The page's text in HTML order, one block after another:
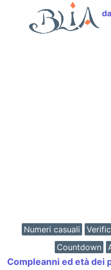
Numeri casuali
Countdown
Compleanni ed età dei